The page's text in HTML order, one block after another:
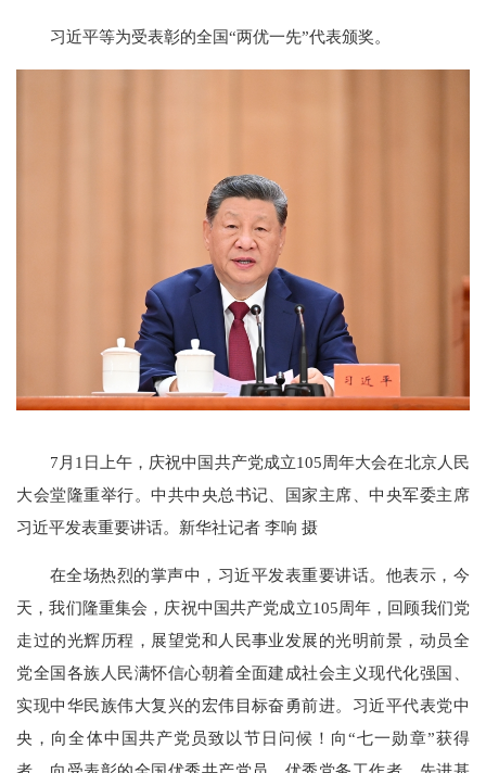
习近平等为受表彰的全国“两优一先”代表颁奖。
7月1日上午，庆祝中国共产党成立105周年大会在北京人民
大会堂隆重举行。中共中央总书记、国家主席、中央军委主席
习近平发表重要讲话。新华社记者 李响 摄
在全场热烈的掌声中，习近平发表重要讲话。他表示，今
天，我们隆重集会，庆祝中国共产党成立105周年，回顾我们党
走过的光辉历程，展望党和人民事业发展的光明前景，动员全
党全国各族人民满怀信心朝着全面建成社会主义现代化强国、
实现中华民族伟大复兴的宏伟目标奋勇前进。习近平代表党中
央，向全体中国共产党员致以节日问候！向“七一勋章”获得